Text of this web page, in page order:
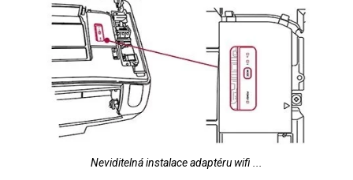
Neviditelná instalace adaptéru wifi ...